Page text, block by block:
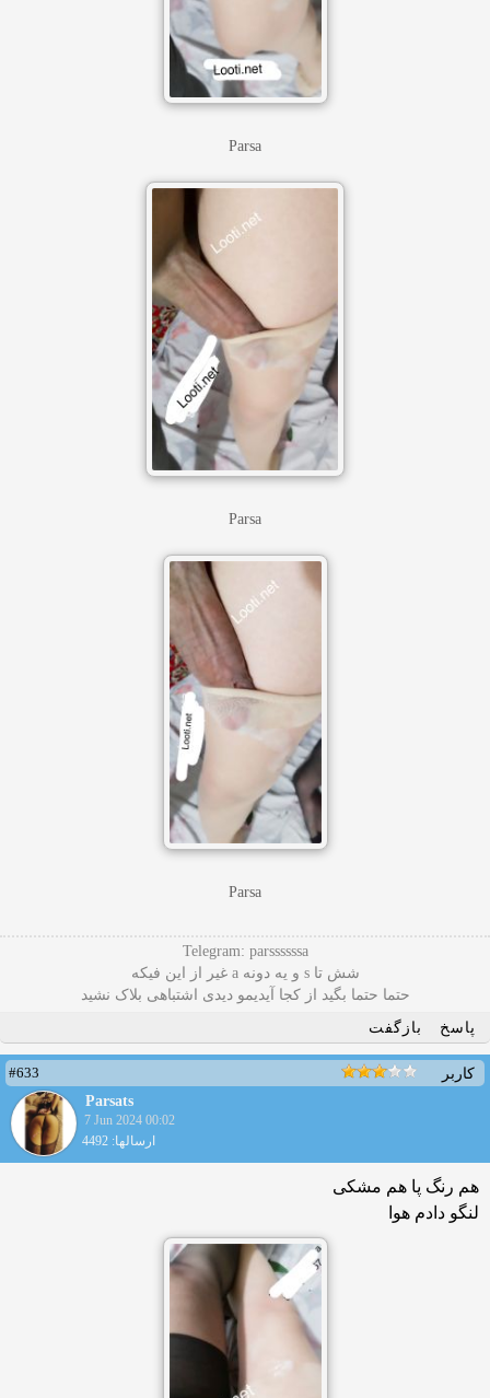
Parsa
Parsa
Parsa
Telegram: parssssssa
شش تا s و یه دونه a غیر از این فیکه
حتما حتما بگید از کجا آیدیمو دیدی اشتباهی بلاک نشید
پاسخ
بازگفت
کاربر
#633
Parsats
7 Jun 2024 00:02
ارسالها: 4492
هم رنگ پا هم مشکی
لنگو دادم هوا